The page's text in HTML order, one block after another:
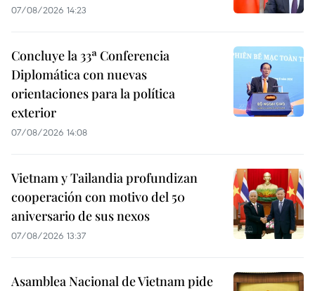
07/08/2026 14:23
Concluye la 33ª Conferencia
Diplomática con nuevas
orientaciones para la política
exterior
07/08/2026 14:08
Vietnam y Tailandia profundizan
cooperación con motivo del 50
aniversario de sus nexos
07/08/2026 13:37
Asamblea Nacional de Vietnam pide